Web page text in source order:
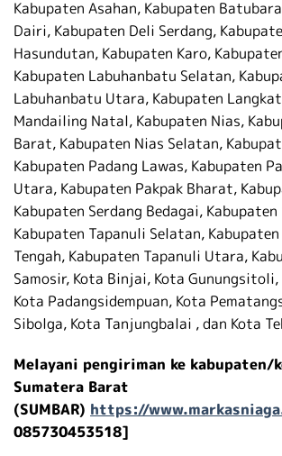
Kabupaten Asahan, Kabupaten
Dairi, Kabupaten Deli Serdang,
Hasundutan, Kabupaten Karo,
Kabupaten Labuhanbatu Selatan,
Labuhanbatu Utara, Kabupaten
Mandailing Natal, Kabupaten Nias,
Barat, Kabupaten Nias Selatan,
Kabupaten Padang Lawas, Kabupaten
Utara, Kabupaten Pakpak Bharat,
Kabupaten Serdang Bedagai,
Kabupaten Tapanuli Selatan,
Tengah, Kabupaten Tapanuli Utara,
Samosir, Kota Binjai, Kota Gunungsitoli,
Kota Padangsidempuan, Kota
Sibolga, Kota Tanjungbalai , dan Kota
Melayani pengiriman ke kabupaten/
Sumatera Barat
(SUMBAR) https://
085730453518]